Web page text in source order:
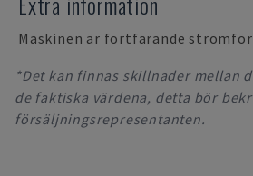
Maskinen är fortfarande
*Det kan finnas skillnader mellan
de faktiska värdena, detta bör
försäljningsrepresentanten.